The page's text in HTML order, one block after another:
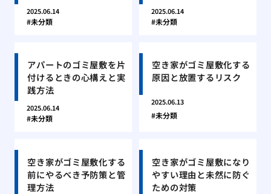
2025.06.14
未分類
2025.06.14
未分類
アパートのゴミ屋敷を片
付けるときの心構えと実
践方法
2025.06.14
未分類
空き家がゴミ屋敷化する
原因と放置するリスク
2025.06.13
未分類
空き家がゴミ屋敷化する
前にやるべき予防策と管
理方法
空き家がゴミ屋敷になり
やすい理由と未然に防ぐ
ための対策